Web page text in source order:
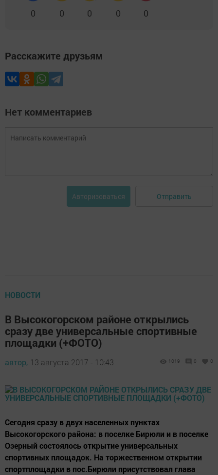
0 0 0 0 0
Расскажите друзьям
Нет комментариев
Авторизоваться Отправить
НОВОСТИ
В Высокогорском районе открылись
сразу две универсальные спортивные
площадки (+ФОТО)
автор, 13 августа 2017 - 10:43 1019 0 0
Сегодня сразу в двух населенных пунктах
Высокогорского района: в поселке Бирюли и в поселке
Озерный состоялось открытие универсальных
спортивных площадок. На торжественном открытии
спортплощадки в пос.Бирюли присутствовал глава